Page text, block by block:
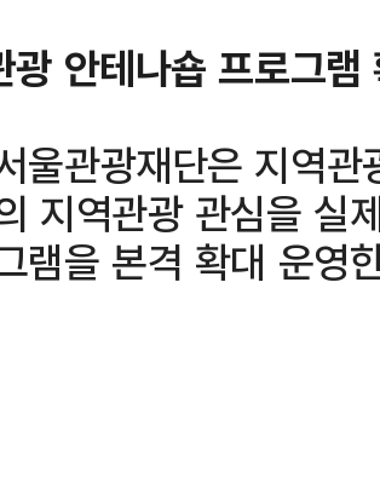
안테나숍 프로그램
울관광재단은 지역
지역관광 관심을 실
램을 본격 확대 운영